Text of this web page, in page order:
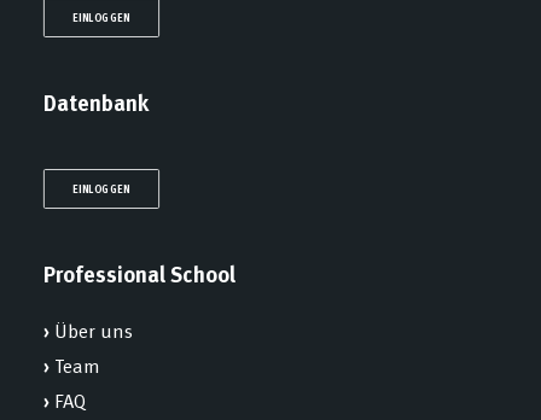
EINLOGGEN
Datenbank
EINLOGGEN
Professional School
› Über uns
› Team
› FAQ